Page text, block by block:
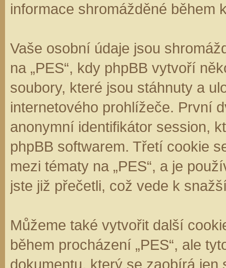
informace shromážděné během
Vaše osobní údaje jsou
na „PES“, kdy phpBB vytvoří
soubory, které jsou stáhnuty a
internetového prohlížeče. První
anonymní identifikátor session,
phpBB softwarem. Třetí cookie
mezi tématy na „PES“, a je
jste již přečetli, což vede k
Můžeme také vytvořit další
během procházení „PES“, ale
dokumentu, který se zaobírá jen